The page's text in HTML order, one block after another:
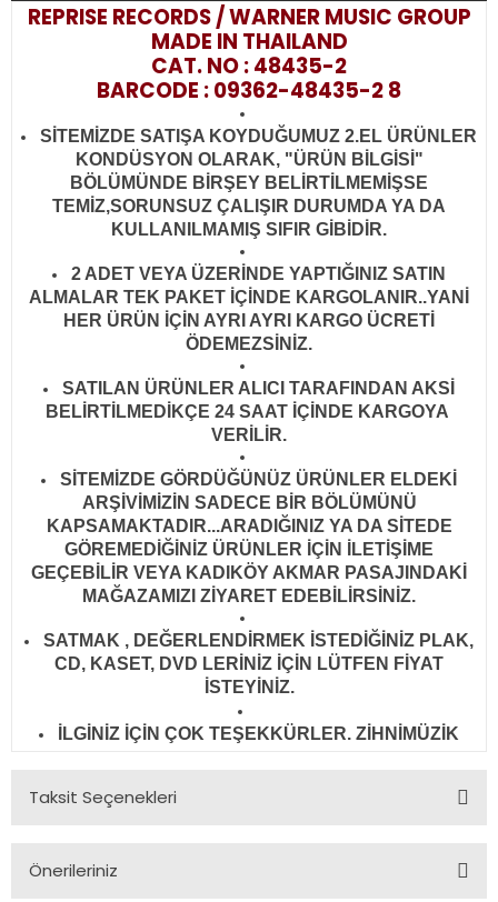
REPRISE RECORDS / WARNER MUSIC GROUP
MADE IN THAILAND
CAT. NO : 48435-2
BARCODE : 09362-48435-2 8
SİTEMİZDE SATIŞA KOYDUĞUMUZ 2.EL ÜRÜNLER
KONDÜSYON OLARAK, "ÜRÜN BİLGİSİ"
BÖLÜMÜNDE BİRŞEY BELİRTİLMEMİŞSE
TEMİZ,SORUNSUZ ÇALIŞIR DURUMDA YA DA
KULLANILMAMIŞ SIFIR GİBİDİR.
2 ADET VEYA ÜZERİNDE YAPTIĞINIZ SATIN
ALMALAR TEK PAKET İÇİNDE KARGOLANIR..YANİ
HER ÜRÜN İÇİN AYRI AYRI KARGO ÜCRETİ
ÖDEMEZSİNİZ.
SATILAN ÜRÜNLER ALICI TARAFINDAN AKSİ
BELİRTİLMEDİKÇE 24 SAAT İÇİNDE KARGOYA
VERİLİR.
SİTEMİZDE GÖRDÜĞÜNÜZ ÜRÜNLER ELDEKİ
ARŞİVİMİZİN SADECE BİR BÖLÜMÜNÜ
KAPSAMAKTADIR...ARADIĞINIZ YA DA SİTEDE
GÖREMEDİĞİNİZ ÜRÜNLER İÇİN İLETİŞİME
GEÇEBİLİR VEYA KADIKÖY AKMAR PASAJINDAKİ
MAĞAZAMIZI ZİYARET EDEBİLİRSİNİZ.
SATMAK , DEĞERLENDİRMEK İSTEDİĞİNİZ PLAK,
CD, KASET, DVD LERİNİZ İÇİN LÜTFEN FİYAT
İSTEYİNİZ.
İLGİNİZ İÇİN ÇOK TEŞEKKÜRLER. ZİHNİMÜZİK
Taksit Seçenekleri
Önerileriniz